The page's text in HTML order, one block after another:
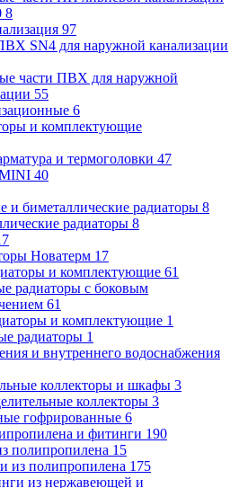
8
97
SN4 для наружной канализации
части ПВХ для наружной
55
6
и комплектующие
и термоголовки 47
40
биметаллические радиаторы 8
радиаторы 8
Новатерм 17
и комплектующие 61
радиаторы с боковым
61
и комплектующие 1
радиаторы 1
и внутреннего водоснабжения
коллекторы и шкафы 3
коллекторы 3
гофрированные 6
и фитинги 190
полипропилена 15
из полипропилена 175
из нержавеющей и